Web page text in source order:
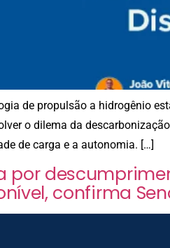
de propulsão a hidrogênio
o dilema da
de carga e a autonomia. […]
por
confirma